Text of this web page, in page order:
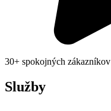
30+ spokojných zákazníkov
Služby